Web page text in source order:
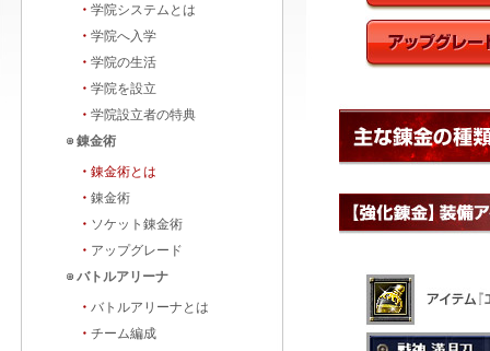
・ 学院システムとは
・ 学院へ入学
・ 学院の生活
・ 学院を設立
・ 学院設立者の特典
錬金術
・ 錬金術とは
・ 錬金術
・ ソケット錬金術
・ アップグレード
バトルアリーナ
・ バトルアリーナとは
・ チーム編成